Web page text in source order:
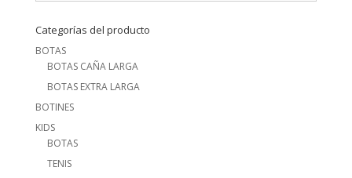
Categorías del producto
BOTAS
BOTAS CAÑA LARGA
BOTAS EXTRA LARGA
BOTINES
KIDS
BOTAS
TENIS